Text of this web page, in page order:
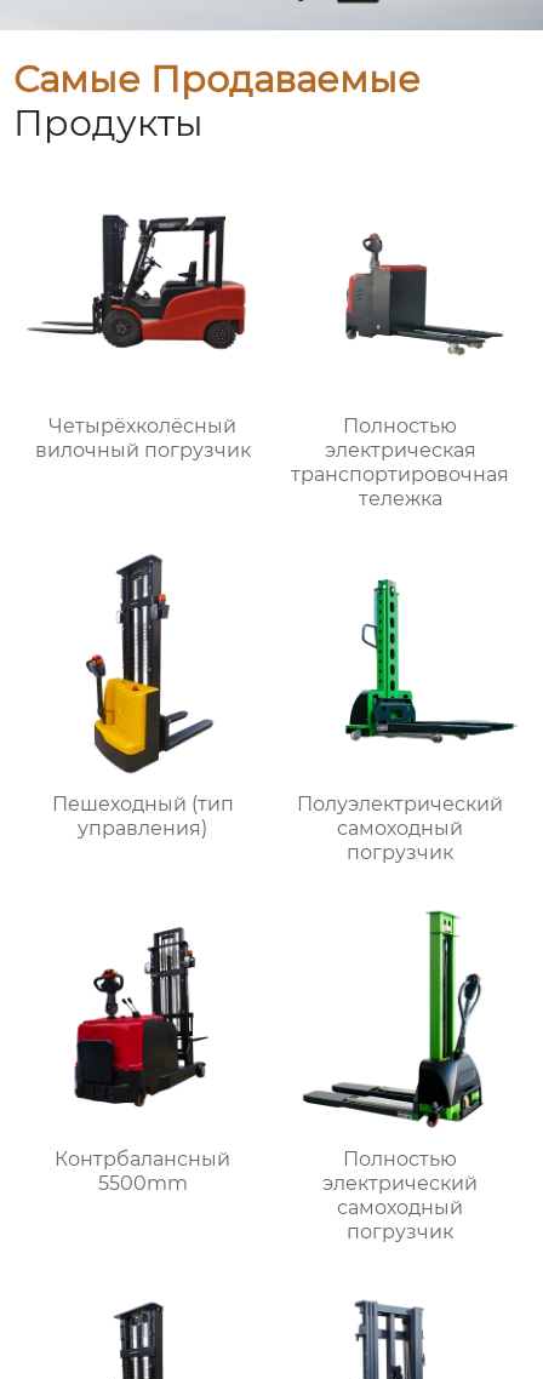
Самые Продаваемые
Продукты
Четырёхколёсный
вилочный погрузчик
Полностью
электрическая
транспортировочная
тележка
Пешеходный (тип
управления)
Полуэлектрический
самоходный
погрузчик
Контрбалансный
5500mm
Полностью
электрический
самоходный
погрузчик